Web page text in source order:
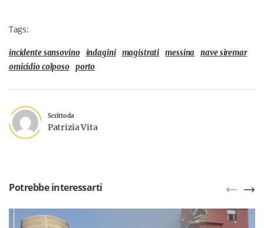
Tags:
incidente sansovino indagini magistrati messina
nave siremar
omicidio colposo porto
Scritto da
Patrizia Vita
Potrebbe interessarti